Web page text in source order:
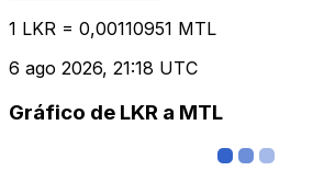
1 LKR = 0,00110951 MTL
6 ago 2026, 21:18 UTC
Gráfico de LKR a MTL